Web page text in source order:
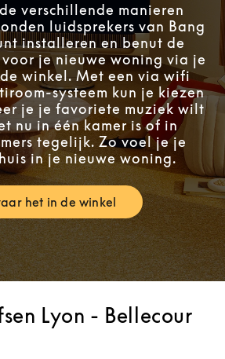
verschillende manieren
luidsprekers van Bang
installeren en benut de
je nieuwe woning via je
winkel. Met een via wifi
systeem kun je kiezen
je je favoriete muziek wilt
nu in één kamer is of in
tegelijk. Zo voel je je
in je nieuwe woning.
het in de winkel
Link Opens in New Tab
Lyon - Bellecour